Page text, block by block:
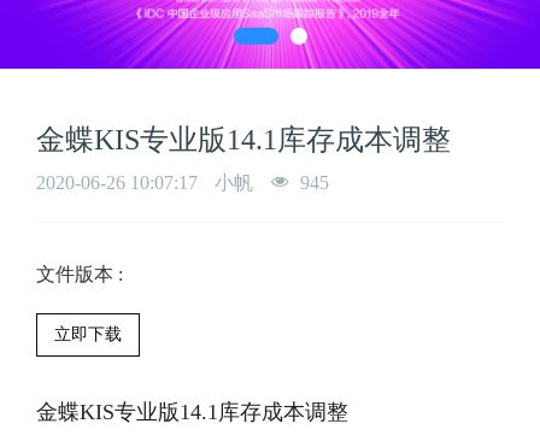
金蝶KIS专业版14.1库存成本调整
2020-06-26 10:07:17 小帆 945
文件版本 :
立即下载
金蝶KIS专业版14.1库存成本调整